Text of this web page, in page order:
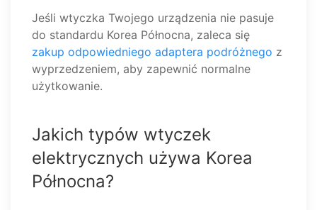
Jeśli wtyczka Twojego urządzenia nie pasuje
do standardu Korea Północna, zaleca się
zakup odpowiedniego adaptera podróżnego z
wyprzedzeniem, aby zapewnić normalne
użytkowanie.
Jakich typów wtyczek
elektrycznych używa Korea
Północna?